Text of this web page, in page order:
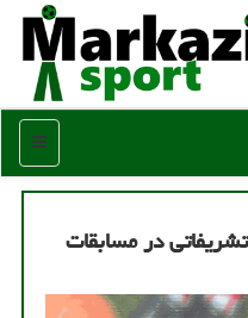
منو
در مسابقات